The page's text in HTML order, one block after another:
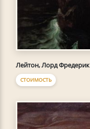
Лейтон, Лорд Фредерик
СТОИМОСТЬ